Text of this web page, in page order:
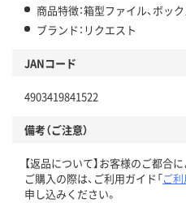
商品特徴：箱型ファイル、ボッ
ブランド：リクエスト
JANコード
4903419841522
備考（ご注意）
【返品について】お客様のご都合
ご購入の際は、ご利用ガイド「ご
申し込みください。